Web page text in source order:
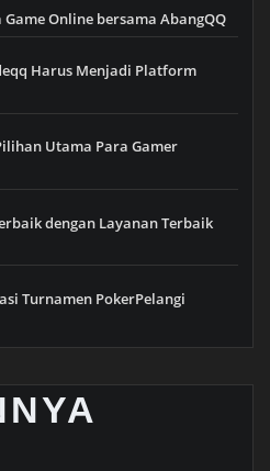
Online bersama AbangQQ
Harus Menjadi Platform
Utama Para Gamer
dengan Layanan Terbaik
Turnamen PokerPelangi